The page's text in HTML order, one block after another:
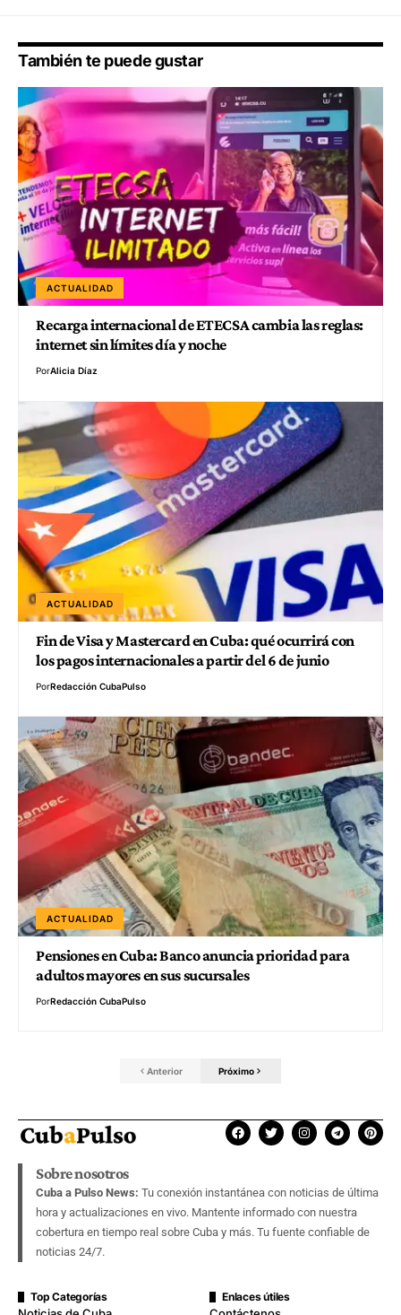
También te puede gustar
ACTUALIDAD
Recarga internacional de ETECSA cambia las reglas:
internet sin límites día y noche
PorAlicia Díaz
ACTUALIDAD
Fin de Visa y Mastercard en Cuba: qué ocurrirá con
los pagos internacionales a partir del 6 de junio
PorRedacción CubaPulso
ACTUALIDAD
Pensiones en Cuba: Banco anuncia prioridad para
adultos mayores en sus sucursales
PorRedacción CubaPulso
Anterior Próximo
Sobre nosotros
Cuba a Pulso News: Tu conexión instantánea con noticias de última
hora y actualizaciones en vivo. Mantente informado con nuestra
cobertura en tiempo real sobre Cuba y más. Tu fuente confiable de
noticias 24/7.
Top Categorías Enlaces útiles